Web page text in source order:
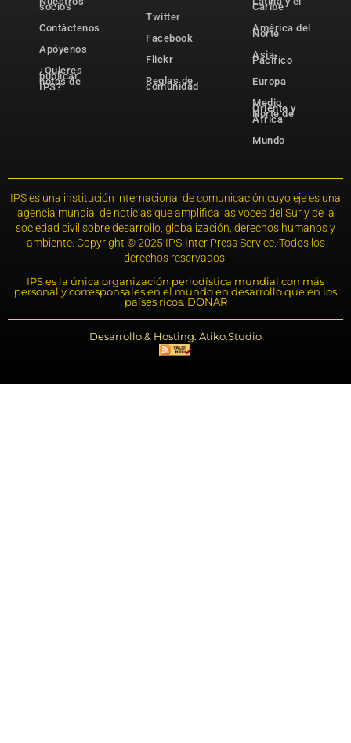
socios
Contáctenos
Apóyenos
¿Quieres
publicar
notas de
IPS?
Twitter
Facebook
Flickr
Reglas de
comunidad
Caribe
América del
Norte
Asia-
Pacífico
Europa
Medio
Oriente y
Norte de
África
Mundo
IPS es una institución internacional de comunicación cuyo eje es una
agencia mundial de noticias que amplifica las voces del Sur y de la
sociedad civil sobre desarrollo, globalización, derechos humanos y
ambiente. Copyright © 2025 IPS-Inter Press Service. Todos los
derechos reservados.
IPS es la única organización periodística mundial con más
personal y corresponsales en el mundo en desarrollo que en los
países ricos. DONAR
Desarrollo & Hosting: Atiko.Studio